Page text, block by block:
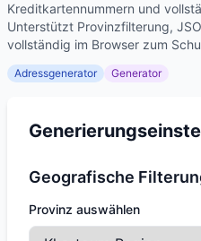
Kreditkartennummern und
Unterstützt Provinzfilterung,
vollständig im Browser zum
Adressgenerator Generator
Geografische
Provinz auswählen